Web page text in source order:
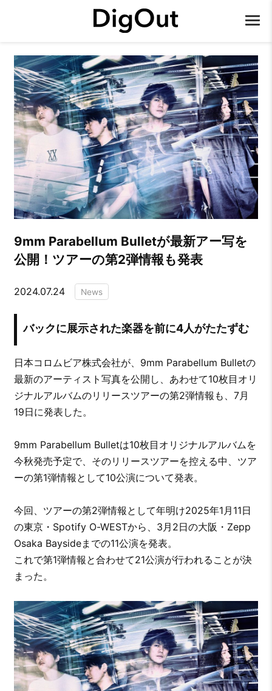
9mm Parabellum Bulletが最新アー写を
公開！ツアーの第2弾情報も発表
2024.07.24 News
バックに展示された楽器を前に4人がたたずむ
日本コロムビア株式会社が、9mm Parabellum Bulletの
最新のアーティスト写真を公開し、あわせて10枚目オリ
ジナルアルバムのリリースツアーの第2弾情報も、7月
19日に発表した。
9mm Parabellum Bulletは10枚目オリジナルアルバムを
今秋発売予定で、そのリリースツアーを控える中、ツア
ーの第1弾情報として10公演について発表。
今回、ツアーの第2弾情報として年明け2025年1月11日
の東京・Spotify O-WESTから、3月2日の大阪・Zepp
Osaka Baysideまでの11公演を発表。
これで第1弾情報と合わせて21公演が行われることが決
まった。